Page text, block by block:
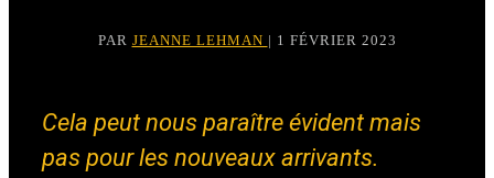
PAR JEANNE LEHMAN | 1 FÉVRIER 2023
Cela peut nous paraître évident mais
pas pour les nouveaux arrivants.